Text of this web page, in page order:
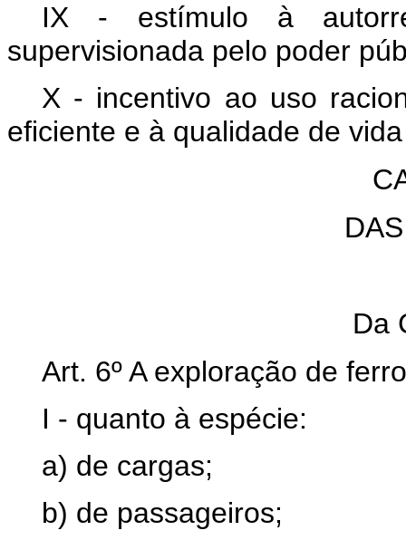
IX - estímulo à
supervisionada pelo poder
X - incentivo ao uso
eficiente e à qualidade de
Da
Art. 6º A exploração de
I - quanto à espécie:
a) de cargas;
b) de passageiros;